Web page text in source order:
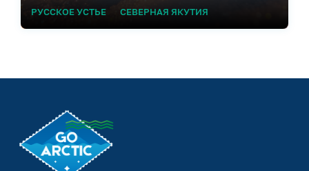
РУССКОЕ УСТЬЕ СЕВЕРНАЯ ЯКУТИЯ